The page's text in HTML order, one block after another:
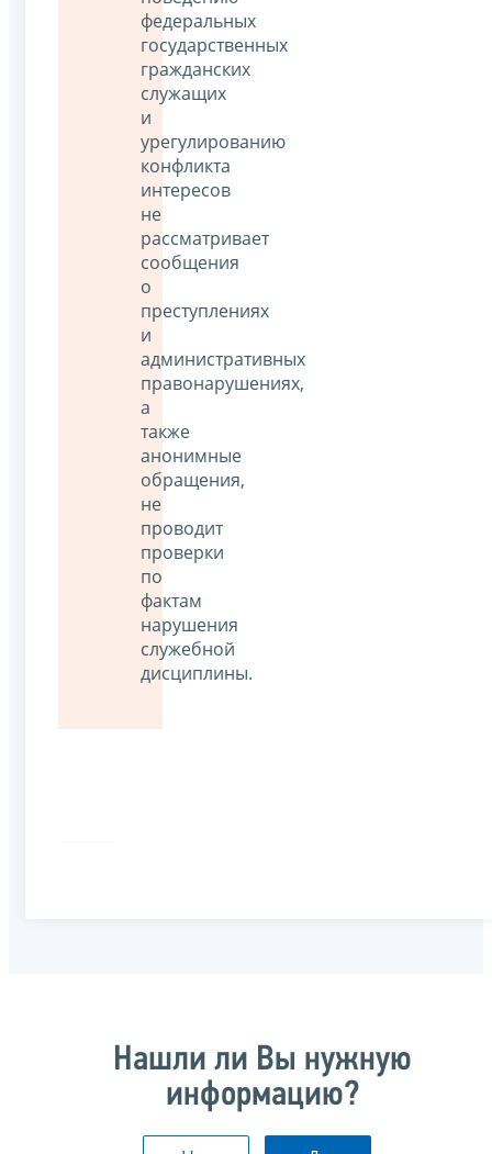
федеральных
государственных
гражданских
служащих
и
урегулированию
конфликта
интересов
не
рассматривает
сообщения
о
преступлениях
и
административных
правонарушениях,
а
также
анонимные
обращения,
не
проводит
проверки
по
фактам
нарушения
служебной
дисциплины.
Нашли ли Вы нужную
информацию?